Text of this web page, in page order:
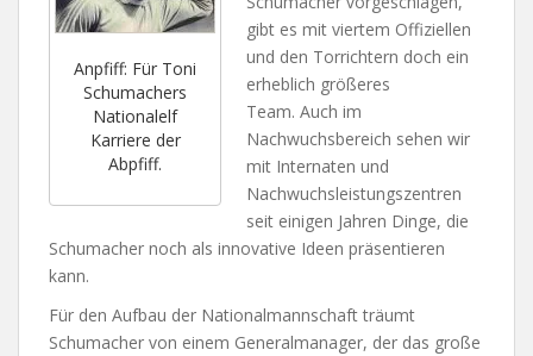
Anpfiff: Für Toni
Schumachers
Nationalelf
Karriere der
Abpfiff.
gibt es mit viertem Offiziellen
und den Torrichtern doch ein
erheblich größeres
Team. Auch im
Nachwuchsbereich sehen wir
mit Internaten und
Nachwuchsleistungszentren
seit einigen Jahren Dinge, die
Schumacher noch als innovative Ideen präsentieren
kann.
Für den Aufbau der Nationalmannschaft träumt
Schumacher von einem Generalmanager, der das große